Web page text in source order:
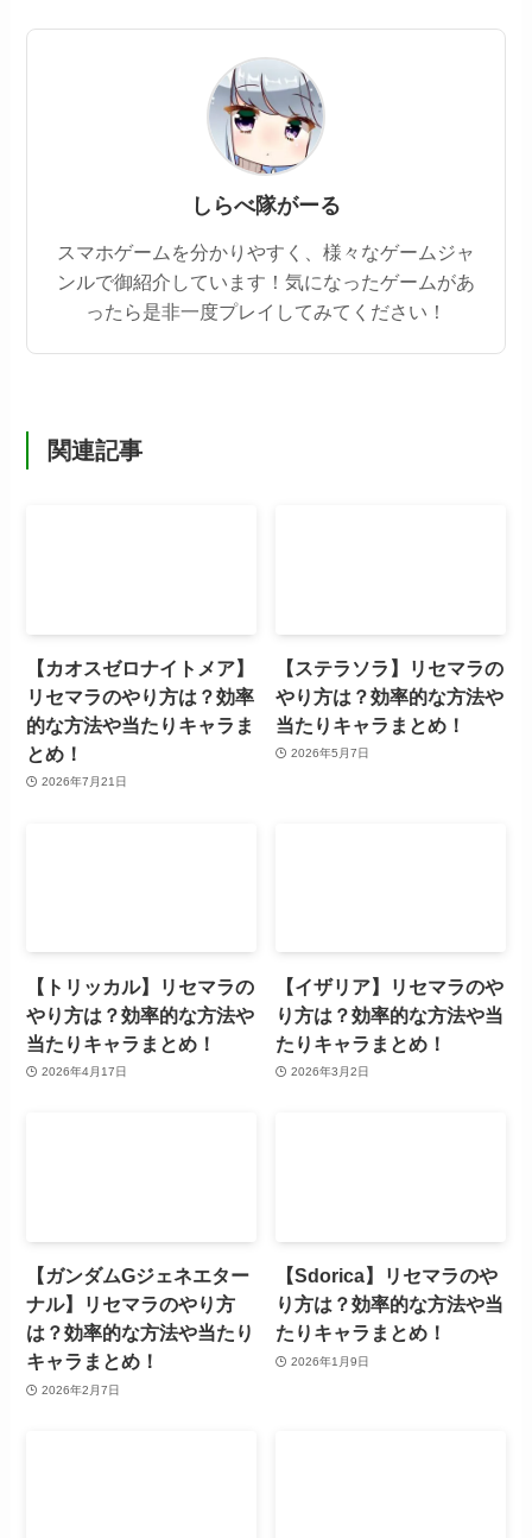
しらべ隊がーる
スマホゲームを分かりやすく、様々なゲームジャ
ンルで御紹介しています！気になったゲームがあ
ったら是非一度プレイしてみてください！
関連記事
【カオスゼロナイトメア】
リセマラのやり方は？効率
的な方法や当たりキャラま
とめ！
2026年7月21日
【ステラソラ】リセマラの
やり方は？効率的な方法や
当たりキャラまとめ！
2026年5月7日
【トリッカル】リセマラの
やり方は？効率的な方法や
当たりキャラまとめ！
2026年4月17日
【イザリア】リセマラのや
り方は？効率的な方法や当
たりキャラまとめ！
2026年3月2日
【ガンダムGジェネエター
ナル】リセマラのやり方
は？効率的な方法や当たり
キャラまとめ！
2026年2月7日
【Sdorica】リセマラのや
り方は？効率的な方法や当
たりキャラまとめ！
2026年1月9日